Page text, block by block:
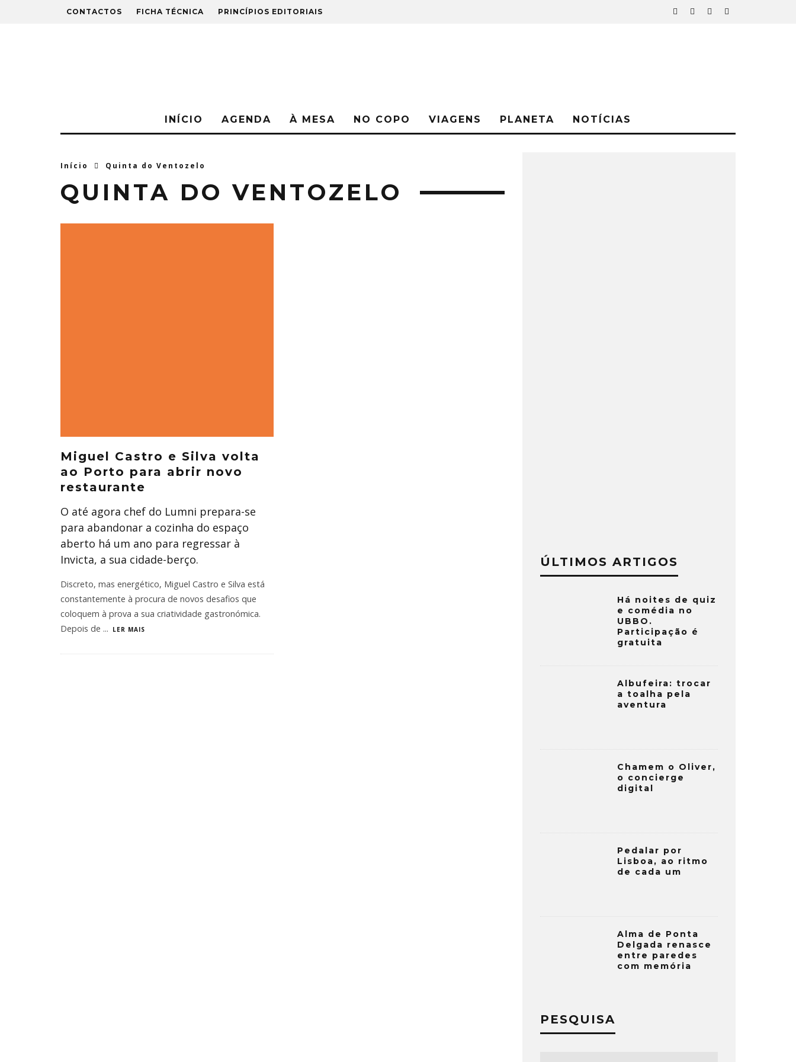
CONTACTOS FICHA TÉCNICA PRINCÍPIOS EDITORIAIS
INÍCIO AGENDA À MESA NO COPO VIAGENS PLANETA NOTÍCIAS
Início Quinta do Ventozelo
QUINTA DO VENTOZELO
Miguel Castro e Silva volta
ao Porto para abrir novo
restaurante
O até agora chef do Lumni prepara-se
para abandonar a cozinha do espaço
aberto há um ano para regressar à
Invicta, a sua cidade-berço.
Discreto, mas energético, Miguel Castro e Silva está
constantemente à procura de novos desafios que
coloquem à prova a sua criatividade gastronómica.
Depois de ... LER MAIS
ÚLTIMOS ARTIGOS
Há noites de quiz
e comédia no
UBBO.
Participação é
gratuita
Albufeira: trocar
a toalha pela
aventura
Chamem o Oliver,
o concierge
digital
Pedalar por
Lisboa, ao ritmo
de cada um
Alma de Ponta
Delgada renasce
entre paredes
com memória
PESQUISA